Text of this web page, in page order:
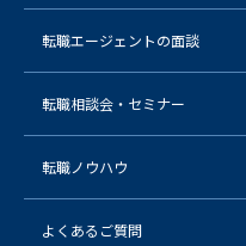
転職エージェントの面談
転職相談会・セミナー
転職ノウハウ
よくあるご質問